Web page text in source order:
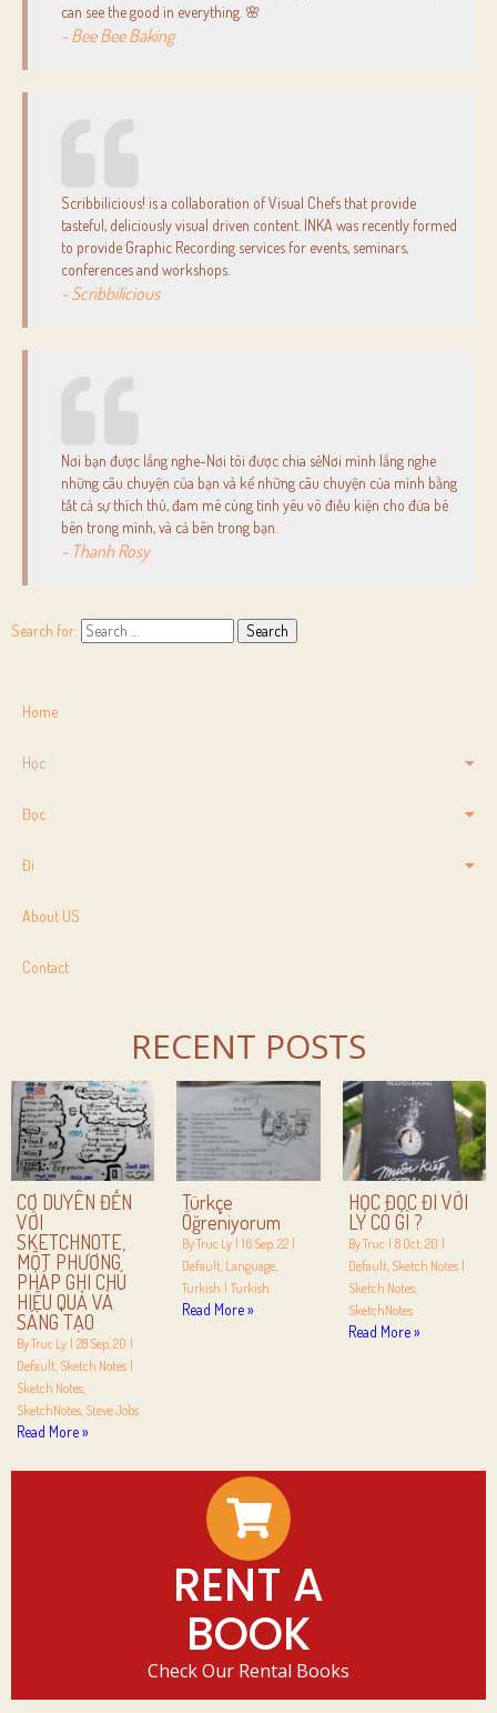
can see the good in everything. 🌸
- Bee Bee Baking
Scribbilicious! is a collaboration of Visual Chefs that provide
tasteful, deliciously visual driven content. INKA was recently formed
to provide Graphic Recording services for events, seminars,
conferences and workshops.
- Scribbilicious
Nơi bạn được lắng nghe-Nơi tôi được chia sẻNơi mình lắng nghe
những câu chuyện của bạn và kể những câu chuyện của mình bằng
tất cả sự thích thú, đam mê cùng tình yêu vô điều kiện cho đứa bé
bên trong mình, và cả bên trong bạn.
- Thanh Rosy
Search for:
Home
Học
Đọc
Đi
About US
Contact
RECENT POSTS
CƠ DUYÊN ĐẾN
VỚI
SKETCHNOTE,
MỘT PHƯƠNG
PHÁP GHI CHÚ
HIỆU QUẢ VÀ
SÁNG TẠO
ByTruc Ly 28 Sep, 20
Default Sketch Notes
Sketch Notes
SketchNotes Steve Jobs
Read More »
Türkçe
Öğreniyorum
ByTruc Ly 16 Sep, 22
Default Language
Turkish
Turkish
Read More »
HỌC ĐỌC ĐI VỚI
LY CÓ GÌ ?
ByTruc 8 Oct, 20
Default Sketch Notes
Sketch Notes
SketchNotes
Read More »
RENT A
BOOK
Check Our Rental Books